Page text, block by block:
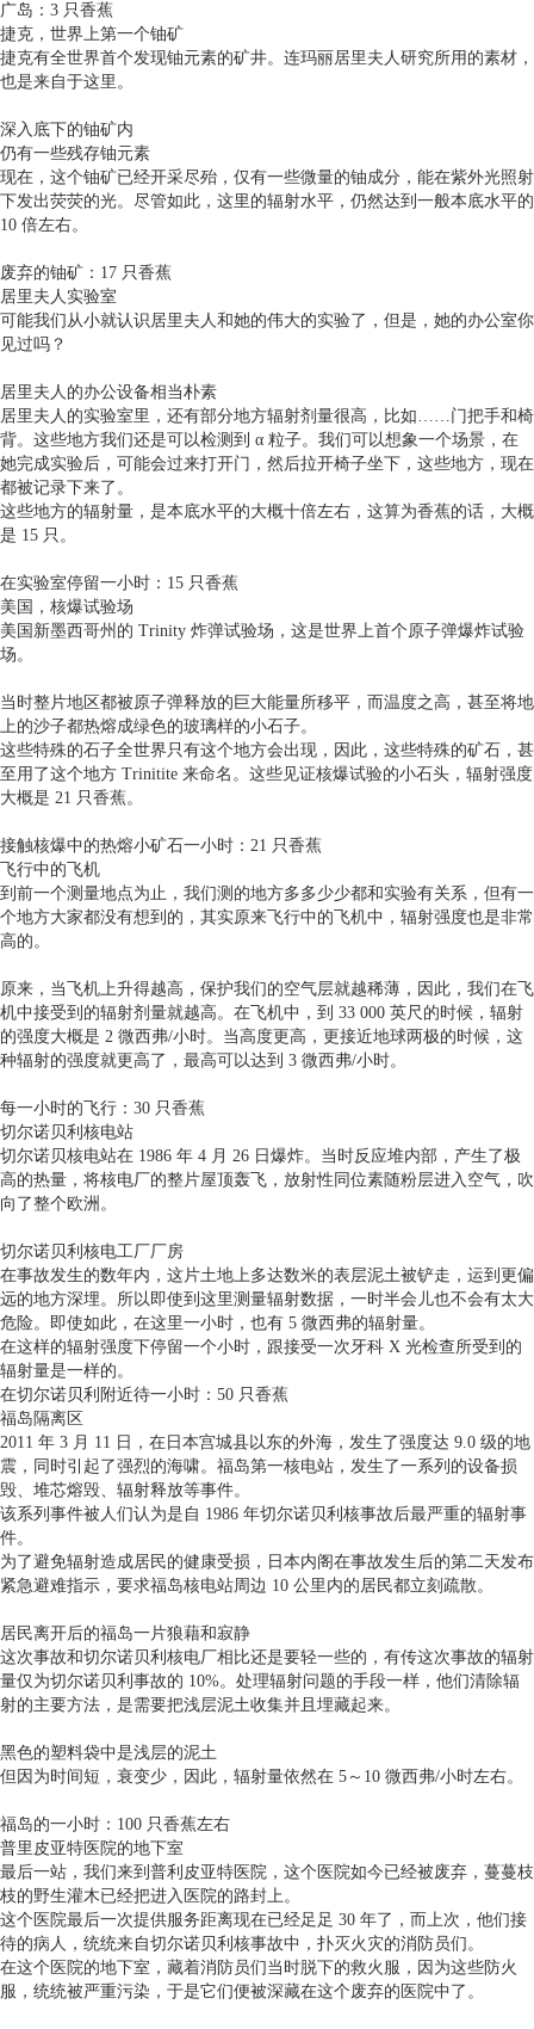
广岛：3 只香蕉
捷克，世界上第一个铀矿
捷克有全世界首个发现铀元素的矿井。连玛丽居里夫人研究所用的素材，
也是来自于这里。
深入底下的铀矿内
仍有一些残存铀元素
现在，这个铀矿已经开采尽殆，仅有一些微量的铀成分，能在紫外光照射
下发出荧荧的光。尽管如此，这里的辐射水平，仍然达到一般本底水平的
10 倍左右。
废弃的铀矿：17 只香蕉
居里夫人实验室
可能我们从小就认识居里夫人和她的伟大的实验了，但是，她的办公室你
见过吗？
居里夫人的办公设备相当朴素
居里夫人的实验室里，还有部分地方辐射剂量很高，比如……门把手和椅
背。这些地方我们还是可以检测到 α 粒子。我们可以想象一个场景，在
她完成实验后，可能会过来打开门，然后拉开椅子坐下，这些地方，现在
都被记录下来了。
这些地方的辐射量，是本底水平的大概十倍左右，这算为香蕉的话，大概
是 15 只。
在实验室停留一小时：15 只香蕉
美国，核爆试验场
美国新墨西哥州的 Trinity 炸弹试验场，这是世界上首个原子弹爆炸试验
场。
当时整片地区都被原子弹释放的巨大能量所移平，而温度之高，甚至将地
上的沙子都热熔成绿色的玻璃样的小石子。
这些特殊的石子全世界只有这个地方会出现，因此，这些特殊的矿石，甚
至用了这个地方 Trinitite 来命名。这些见证核爆试验的小石头，辐射强度
大概是 21 只香蕉。
接触核爆中的热熔小矿石一小时：21 只香蕉
飞行中的飞机
到前一个测量地点为止，我们测的地方多多少少都和实验有关系，但有一
个地方大家都没有想到的，其实原来飞行中的飞机中，辐射强度也是非常
高的。
原来，当飞机上升得越高，保护我们的空气层就越稀薄，因此，我们在飞
机中接受到的辐射剂量就越高。在飞机中，到 33 000 英尺的时候，辐射
的强度大概是 2 微西弗/小时。当高度更高，更接近地球两极的时候，这
种辐射的强度就更高了，最高可以达到 3 微西弗/小时。
每一小时的飞行：30 只香蕉
切尔诺贝利核电站
切尔诺贝核电站在 1986 年 4 月 26 日爆炸。当时反应堆内部，产生了极
高的热量，将核电厂的整片屋顶轰飞，放射性同位素随粉层进入空气，吹
向了整个欧洲。
切尔诺贝利核电工厂厂房
在事故发生的数年内，这片土地上多达数米的表层泥土被铲走，运到更偏
远的地方深埋。所以即使到这里测量辐射数据，一时半会儿也不会有太大
危险。即使如此，在这里一小时，也有 5 微西弗的辐射量。
在这样的辐射强度下停留一个小时，跟接受一次牙科 X 光检查所受到的
辐射量是一样的。
在切尔诺贝利附近待一小时：50 只香蕉
福岛隔离区
2011 年 3 月 11 日，在日本宫城县以东的外海，发生了强度达 9.0 级的地
震，同时引起了强烈的海啸。福岛第一核电站，发生了一系列的设备损
毁、堆芯熔毁、辐射释放等事件。
该系列事件被人们认为是自 1986 年切尔诺贝利核事故后最严重的辐射事
件。
为了避免辐射造成居民的健康受损，日本内阁在事故发生后的第二天发布
紧急避难指示，要求福岛核电站周边 10 公里内的居民都立刻疏散。
居民离开后的福岛一片狼藉和寂静
这次事故和切尔诺贝利核电厂相比还是要轻一些的，有传这次事故的辐射
量仅为切尔诺贝利事故的 10%。处理辐射问题的手段一样，他们清除辐
射的主要方法，是需要把浅层泥土收集并且埋藏起来。
黑色的塑料袋中是浅层的泥土
但因为时间短，衰变少，因此，辐射量依然在 5～10 微西弗/小时左右。
福岛的一小时：100 只香蕉左右
普里皮亚特医院的地下室
最后一站，我们来到普利皮亚特医院，这个医院如今已经被废弃，蔓蔓枝
枝的野生灌木已经把进入医院的路封上。
这个医院最后一次提供服务距离现在已经足足 30 年了，而上次，他们接
待的病人，统统来自切尔诺贝利核事故中，扑灭火灾的消防员们。
在这个医院的地下室，藏着消防员们当时脱下的救火服，因为这些防火
服，统统被严重污染，于是它们便被深藏在这个废弃的医院中了。